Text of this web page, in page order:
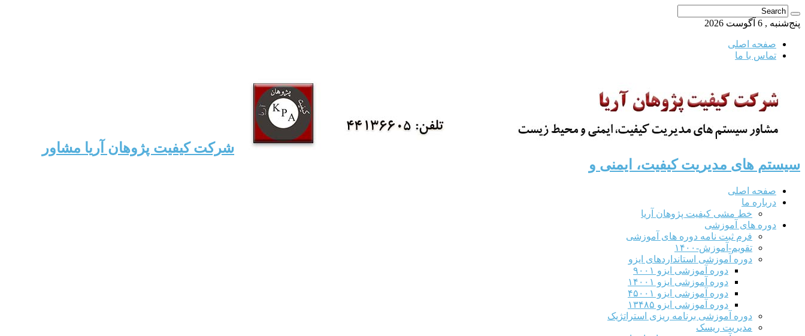
پنج‌شنبه , 6 آگوست 2026
صفحه اصلی
تماس با ما
شرکت کیفیت پژوهان آریا مشاور
سیستم های مدیریت کیفیت، ایمنی و
صفحه اصلی
درباره ما
خط مشی کیفیت پژوهان آریا
دوره های آموزشی
فرم ثبت نامه دوره های آموزشی
تقویم-آموزش-۱۴۰۰
دوره آموزشی استانداردهای ایزو
دوره آموزشی ایزو ۹۰۰۱
دوره آموزشی ایزو ۱۴۰۰۱
دوره آموزشی ایزو ۴۵۰۰۱
دوره آموزشی ایزو ۱۳۴۸۵
دوره آموزشی برنامه ریزی استراتژیک
مدیریت ریسک